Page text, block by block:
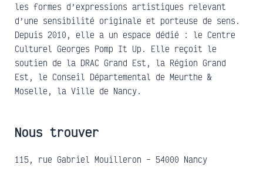
les formes d’expressions artistiques relevant
d’une sensibilité originale et porteuse de sens.
Depuis 2010, elle a un espace dédié : le Centre
Culturel Georges Pomp It Up. Elle reçoit le
soutien de la DRAC Grand Est, la Région Grand
Est, le Conseil Départemental de Meurthe &
Moselle, la Ville de Nancy.
Nous trouver
115, rue Gabriel Mouilleron – 54000 Nancy